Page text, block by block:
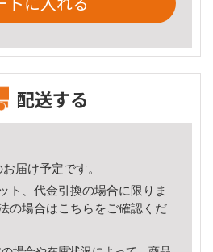
配送する
届け予定です。
ト、代金引換の場合に限りま
の場合はこちら をご確認くだ